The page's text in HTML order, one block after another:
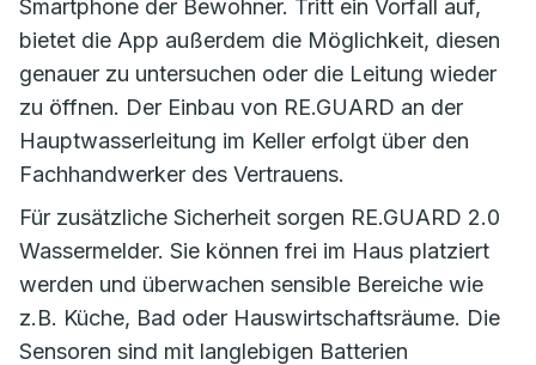
Smartphone der Bewohner. Tritt ein Vorfall auf,
bietet die App außerdem die Möglichkeit, diesen
genauer zu untersuchen oder die Leitung wieder
zu öffnen. Der Einbau von RE.GUARD an der
Hauptwasserleitung im Keller erfolgt über den
Fachhandwerker des Vertrauens.
Für zusätzliche Sicherheit sorgen RE.GUARD 2.0
Wassermelder. Sie können frei im Haus platziert
werden und überwachen sensible Bereiche wie
z.B. Küche, Bad oder Hauswirtschaftsräume. Die
Sensoren sind mit langlebigen Batterien